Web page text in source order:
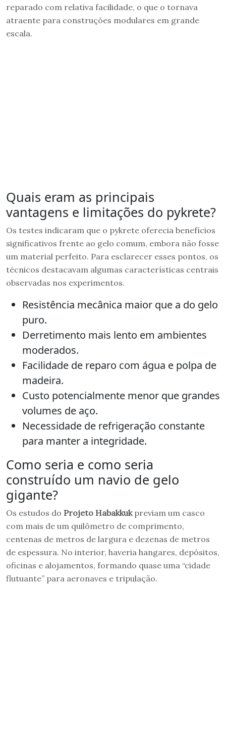
reparado com relativa facilidade, o que o tornava
atraente para construções modulares em grande
escala.
Quais eram as principais
vantagens e limitações do pykrete?
Os testes indicaram que o pykrete oferecia benefícios
significativos frente ao gelo comum, embora não fosse
um material perfeito. Para esclarecer esses pontos, os
técnicos destacavam algumas características centrais
observadas nos experimentos.
Resistência mecânica maior que a do gelo
puro.
Derretimento mais lento em ambientes
moderados.
Facilidade de reparo com água e polpa de
madeira.
Custo potencialmente menor que grandes
volumes de aço.
Necessidade de refrigeração constante
para manter a integridade.
Como seria e como seria
construído um navio de gelo
gigante?
Os estudos do Projeto Habakkukpreviam um casco
com mais de um quilômetro de comprimento,
centenas de metros de largura e dezenas de metros
de espessura. No interior, haveria hangares, depósitos,
oficinas e alojamentos, formando quase uma “cidade
flutuante” para aeronaves e tripulação.